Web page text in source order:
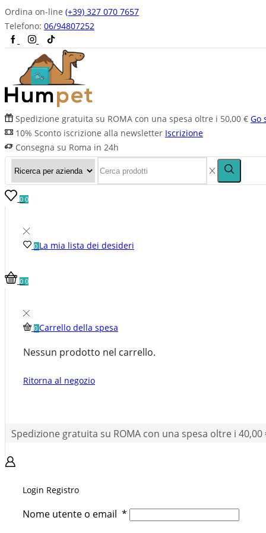
Ordina on-line (+39) 327 070 7657
Telefono: 06/94807252
Spedizione gratuita su ROMA con una spesa oltre i 50,00 € Go
10% Sconto iscrizione alla newsletter Iscrizione
Consegna su Roma in 24h
0 0
0 La mia lista dei desideri
0 0
0 Carrello della spesa
Nessun prodotto nel carrello.
Ritorna al negozio
Spedizione gratuita su ROMA con una spesa oltre i 40,00
Login Registro
Nome utente o email *